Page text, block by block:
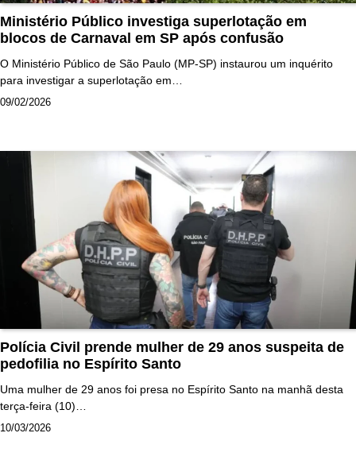
Ministério Público investiga superlotação em
blocos de Carnaval em SP após confusão
O Ministério Público de São Paulo (MP-SP) instaurou um inquérito
para investigar a superlotação em…
09/02/2026
Polícia Civil prende mulher de 29 anos suspeita de
pedofilia no Espírito Santo
Uma mulher de 29 anos foi presa no Espírito Santo na manhã desta
terça-feira (10)…
10/03/2026